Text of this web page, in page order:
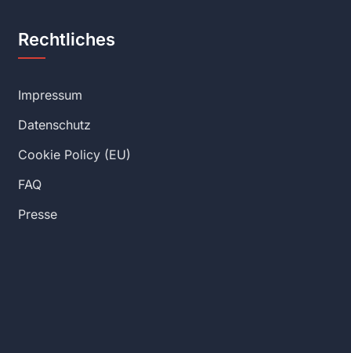
Rechtliches
Impressum
Datenschutz
Cookie Policy (EU)
FAQ
Presse